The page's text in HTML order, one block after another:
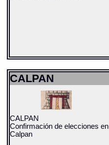
CALPAN
CALPAN
Confirmación de elecciones en
Calpan